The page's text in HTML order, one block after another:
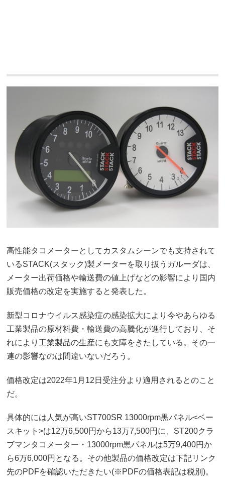
高性能タコメーターとしてカスタムシーンでも支持されて
いるSTACK(スタック)製メーターを取り扱うガルーダは、
メーター出荷価格や輸送費の値上げなどの影響により国内
販売価格の改定を実施すると発表した。
新型コロナウイルス感染症の感染拡大により今やあらゆる
工業製品の原材料費・輸送費の高騰化が進行しており、そ
れにより工業製品の生産にも支障をきたしている。その一
連の影響なのは間違いないだろう。
価格改定は2022年1月12日受注分より適用されるとのこと
だ。
具体的には人気が高いST700SR 13000rpm黒パネル<ベー
スキット>は12万6,500円から13万7,500円に、ST200クラ
ブマンタコメーター・13000rpm黒パネルは5万9,400円か
ら6万6,000円となる。その他製品の価格改定は下記リンク
先のPDFを確認いただきたい(※PDFの価格表記は税別)。